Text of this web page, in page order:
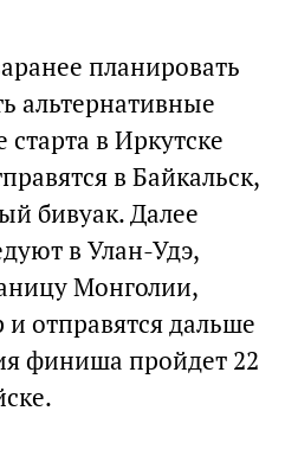
планировать
альтернативные
старта в Иркутске
в Байкальск,
бивуак. Далее
в Улан-Удэ,
Монголии,
отправятся дальше
финиша пройдет 22